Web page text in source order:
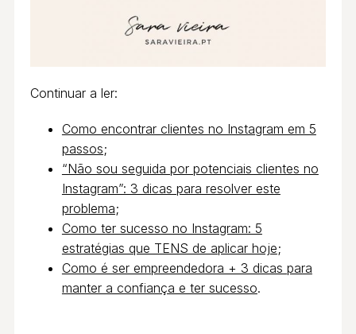
Continuar a ler:
Como encontrar clientes no Instagram em 5
passos;
“Não sou seguida por potenciais clientes no
Instagram”: 3 dicas para resolver este
problema;
Como ter sucesso no Instagram: 5
estratégias que TENS de aplicar hoje;
Como é ser empreendedora + 3 dicas para
manter a confiança e ter sucesso.